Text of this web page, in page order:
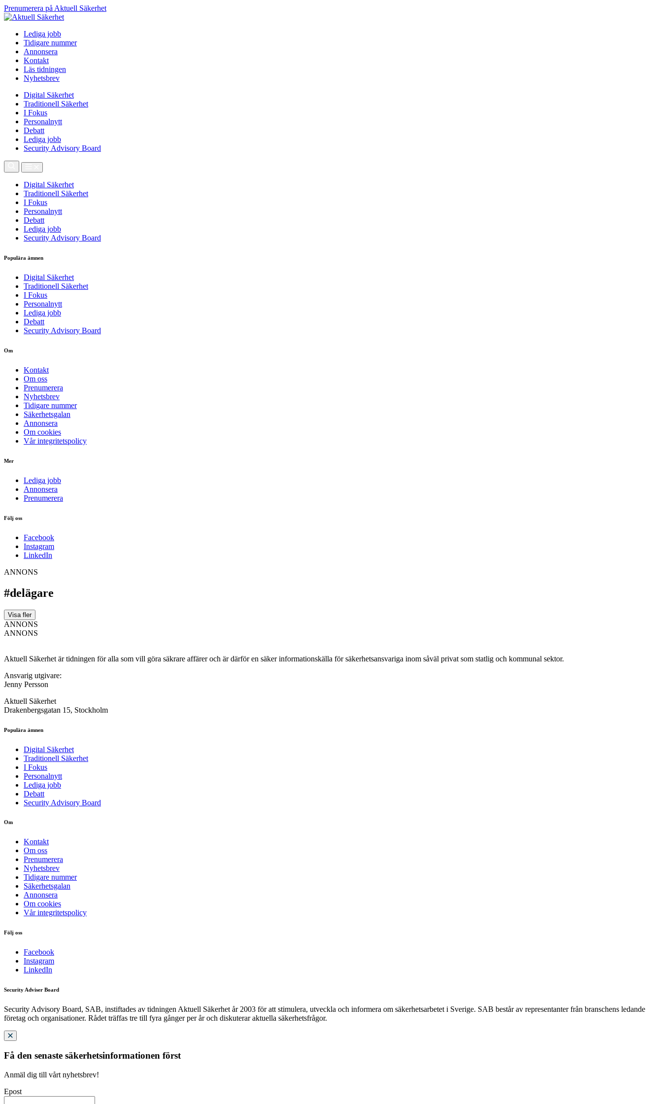
Prenumerera på Aktuell Säkerhet
Lediga jobb
Tidigare nummer
Annonsera
Kontakt
Läs tidningen
Nyhetsbrev
Digital Säkerhet
Traditionell Säkerhet
I Fokus
Personalnytt
Debatt
Lediga jobb
Security Advisory Board
Digital Säkerhet
Traditionell Säkerhet
I Fokus
Personalnytt
Debatt
Lediga jobb
Security Advisory Board
Populära ämnen
Digital Säkerhet
Traditionell Säkerhet
I Fokus
Personalnytt
Lediga jobb
Debatt
Security Advisory Board
Om
Kontakt
Om oss
Prenumerera
Nyhetsbrev
Tidigare nummer
Säkerhetsgalan
Annonsera
Om cookies
Vår integritetspolicy
Mer
Lediga jobb
Annonsera
Prenumerera
Följ oss
Facebook
Instagram
LinkedIn
ANNONS
#delägare
Visa fler
ANNONS
ANNONS
Aktuell Säkerhet är tidningen för alla som vill göra säkrare affärer och är därför en säker informationskälla för säkerhets­ansvariga inom såväl privat som statlig och kommunal sektor.
Ansvarig utgivare:
Jenny Persson
Aktuell Säkerhet
Drakenbergsgatan 15, Stockholm
Populära ämnen
Digital Säkerhet
Traditionell Säkerhet
I Fokus
Personalnytt
Lediga jobb
Debatt
Security Advisory Board
Om
Kontakt
Om oss
Prenumerera
Nyhetsbrev
Tidigare nummer
Säkerhetsgalan
Annonsera
Om cookies
Vår integritetspolicy
Följ oss
Facebook
Instagram
LinkedIn
Security Adviser Board
Security Advisory Board, SAB, instiftades av tidningen Aktuell Säkerhet år 2003 för att stimulera, utveckla och informera om säkerhetsarbetet i Sverige. SAB består av representanter från branschens ledande
företag och organisationer. Rådet träffas tre till fyra gånger per år och diskuterar aktuella säkerhetsfrågor.
Få den senaste säkerhetsinformationen först
Anmäl dig till vårt nyhetsbrev!
Epost